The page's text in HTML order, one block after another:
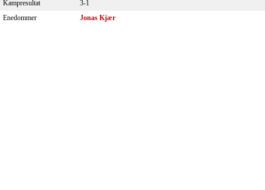
Kampresultat
3-1
Enedommer
Jonas Kjær